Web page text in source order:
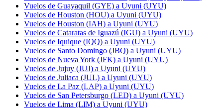
Vuelos de Guayaquil (GYE) a Uyuni (UYU)
Vuelos de Houston (HOU) a Uyuni (UYU)
Vuelos de Houston (IAH) a Uyuni (UYU)
Vuelos de Cataratas de Iguazú (IGU) a Uyuni (UYU)
Vuelos de Iquique (IQQ) a Uyuni (UYU)
Vuelos de Santo Domingo (JBQ) a Uyuni (UYU)
Vuelos de Nueva York (JFK) a Uyuni (UYU)
Vuelos de Jujuy (JUJ) a Uyuni (UYU)
Vuelos de Juliaca (JUL) a Uyuni (UYU)
Vuelos de La Paz (LAP) a Uyuni (UYU)
Vuelos de San Petersburgo (LED) a Uyuni (UYU)
Vuelos de Lima (LIM) a Uyuni (UYU)